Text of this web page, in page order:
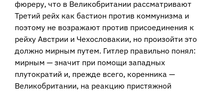
фюреру, что в Великобритании рассматривают
Третий рейх как бастион против коммунизма и
поэтому не возражают против присоединения к
рейху Австрии и Чехословакии, но произойти это
должно мирным путем. Гитлер правильно понял:
мирным — значит при помощи западных
плутократий и, прежде всего, коренника —
Великобритании, на реакцию пристяжной